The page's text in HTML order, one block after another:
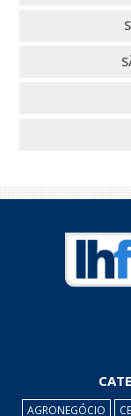
AGRONEGÓCIO